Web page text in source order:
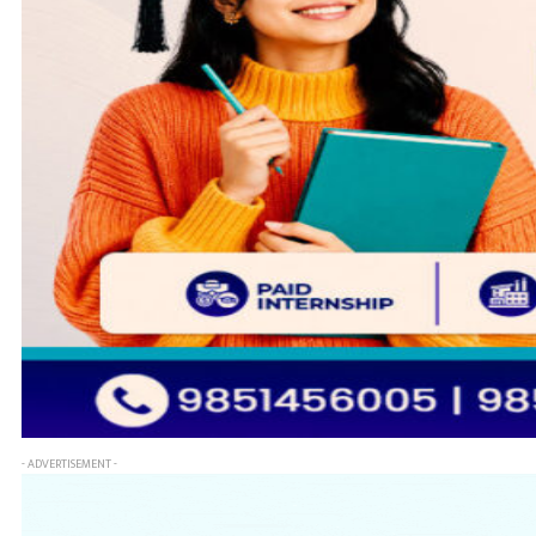
- ADVERTISEMENT -